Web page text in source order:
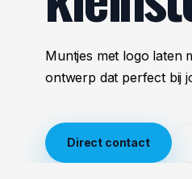
Muntjes met logo laten
ontwerp dat perfect bij
Direct contact